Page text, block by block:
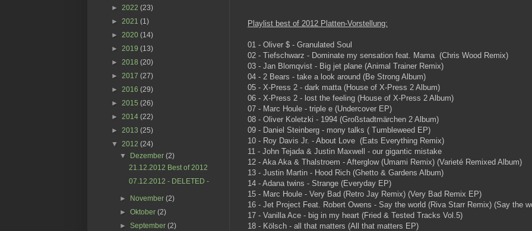
Playlist best of 2012 Platten-Vorstellung:
01 - Oliver $ - Granulated Soul
02 - Tiefschwarz - Dominate my sensation feat. Mama (Chris Wood Remix)
03 - Jan Blomqvist - Big jet plane (Animal Trainer Remix)
04 - 2 Bears - take a look around (Be Strong Album)
05 - X-Press 2 - dark matta (House of X-Press 2 Album)
06 - X-Press 2 - lost the feeling (House of X-Press 2 Album)
07 - Marc Houle - triple e (Undercover EP)
08 - Oliver Koletzki - 1994 (Großstadtmärchen 2 Album)
09 - Daniel Steinberg - mony talks ( Tumbleweed EP)
10 - Roy Davis Jr. - About Love (Eats Everything Remix)
11 - John Tejada & Justin Maxwell - our gigantic mistake
12 - Aka Aka & Thalstroem - Afterglow (Umami Remix) (Varieté Remixed Album)
13 - Justin Martin - Hood Rich (Ghetto & Gardens Album)
14 - Adana twins - Strange (Everyday EP)
15 - Marc Houle - Very Bad (Retro Jay Remix) (Very Bad Remix EP)
16 - Jet Project Feat. Robert Owens - Say the world (Riva Starr Remix) (Say the
17 - Vanilla Ace - big in my heart (Fried & Tested Tracks Vol.5)
18 - Kölsch - all that matters (All that matters EP)
► 2022 (23)
► 2021 (1)
► 2020 (14)
► 2019 (13)
► 2018 (20)
► 2017 (27)
► 2016 (29)
► 2015 (26)
► 2014 (22)
► 2013 (25)
▼ 2012 (24)
▼
Dezember(2)
21.12.2012 Best of 2012
07.12.2012 - DELETED -
► November(2)
►Oktober(2)
►September(2)